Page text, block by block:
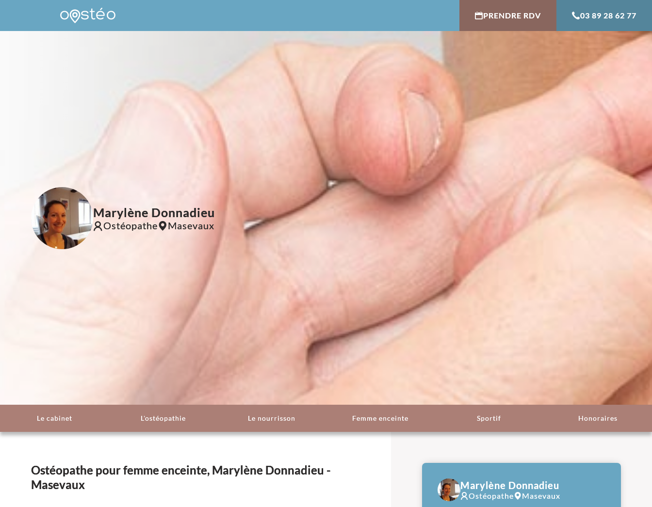
PRENDRE RDV 03 89 28 62 77
Marylène Donnadieu
Ostéopathe Masevaux
Le cabinet L'ostéopathie Le nourrisson Femme enceinte Sportif Honoraires
Ostéopathe pour femme enceinte, Marylène Donnadieu -
Masevaux
Marylène Donnadieu
Ostéopathe Masevaux